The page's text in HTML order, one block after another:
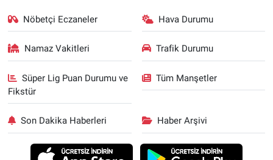
Nöbetçi Eczaneler Hava Durumu
Namaz Vakitleri Trafik Durumu
Süper Lig Puan Durumu ve
Fikstür
Tüm Manşetler
Son Dakika Haberleri Haber Arşivi